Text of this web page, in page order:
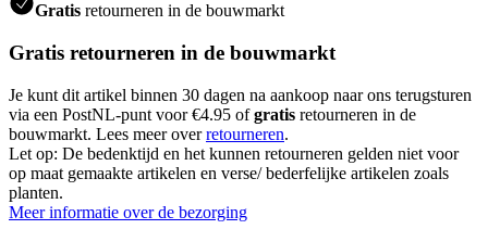
Gratis retourneren in de bouwmarkt
Gratis retourneren in de bouwmarkt
Je kunt dit artikel binnen 30 dagen na aankoop naar ons terugsturen
via een PostNL-punt voor €4.95 ofgratis retourneren in de
bouwmarkt. Lees meer overretourneren.
Let op: De bedenktijd en het kunnen retourneren gelden niet voor
op maat gemaakte artikelen en verse/ bederfelijke artikelen zoals
planten.
Meer informatie over de bezorging